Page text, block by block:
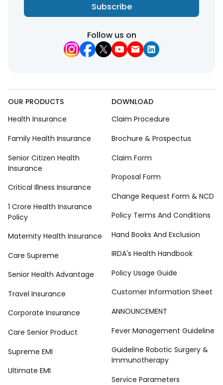
Subscribe
Follow us on
OUR PRODUCTS
Health Insurance
Family Health Insurance
Senior Citizen Health
Insurance
Critical Illness Insurance
1 Crore Health Insurance
Policy
Maternity Health Insurance
Care Supreme
Senior Health Advantage
Travel Insurance
Corporate Insurance
Care Senior Product
Supreme EMI
Ultimate EMI
DOWNLOAD
Claim Procedure
Brochure & Prospectus
Claim Form
Proposal Form
Change Request Form & NCD
Policy Terms And Conditions
Hand Books And Exclusion
IRDA's Health Handbook
Policy Usage Guide
Customer Information Sheet
ANNOUNCEMENT
Fever Management Guideline
Guideline Robotic Surgery &
Immunotherapy
Service Parameters